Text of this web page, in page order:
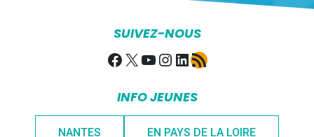
SUIVEZ-NOUS
Facebook
X YouTube
Instagram
LinkedIn
Flux RSS
INFO JEUNES
NANTES EN PAYS DE LA LOIRE